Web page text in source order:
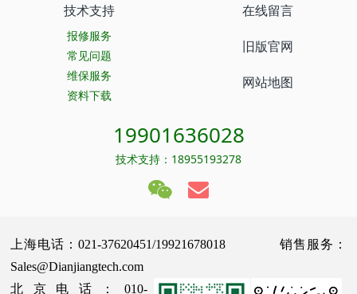
技术支持
报修服务
常见问题
维保服务
资料下载
在线留言
旧版官网
网站地图
19901636028
技术支持：18955193278
上海电话：021-37620451/19921678018 销售服务：
Sales@Dianjiangtech.com
北京电话：010-